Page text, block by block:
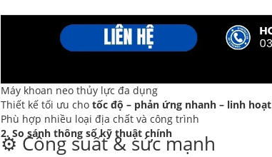
Máy khoan neo thủy lực đa dụng
Thiết kế tối ưu cho tốc độ – phản ứng nhanh – linh hoạt
Phù hợp nhiều loại địa chất và công trình
2. So sánh thông số kỹ thuật chính
⚙️ Công suất & sức mạnh